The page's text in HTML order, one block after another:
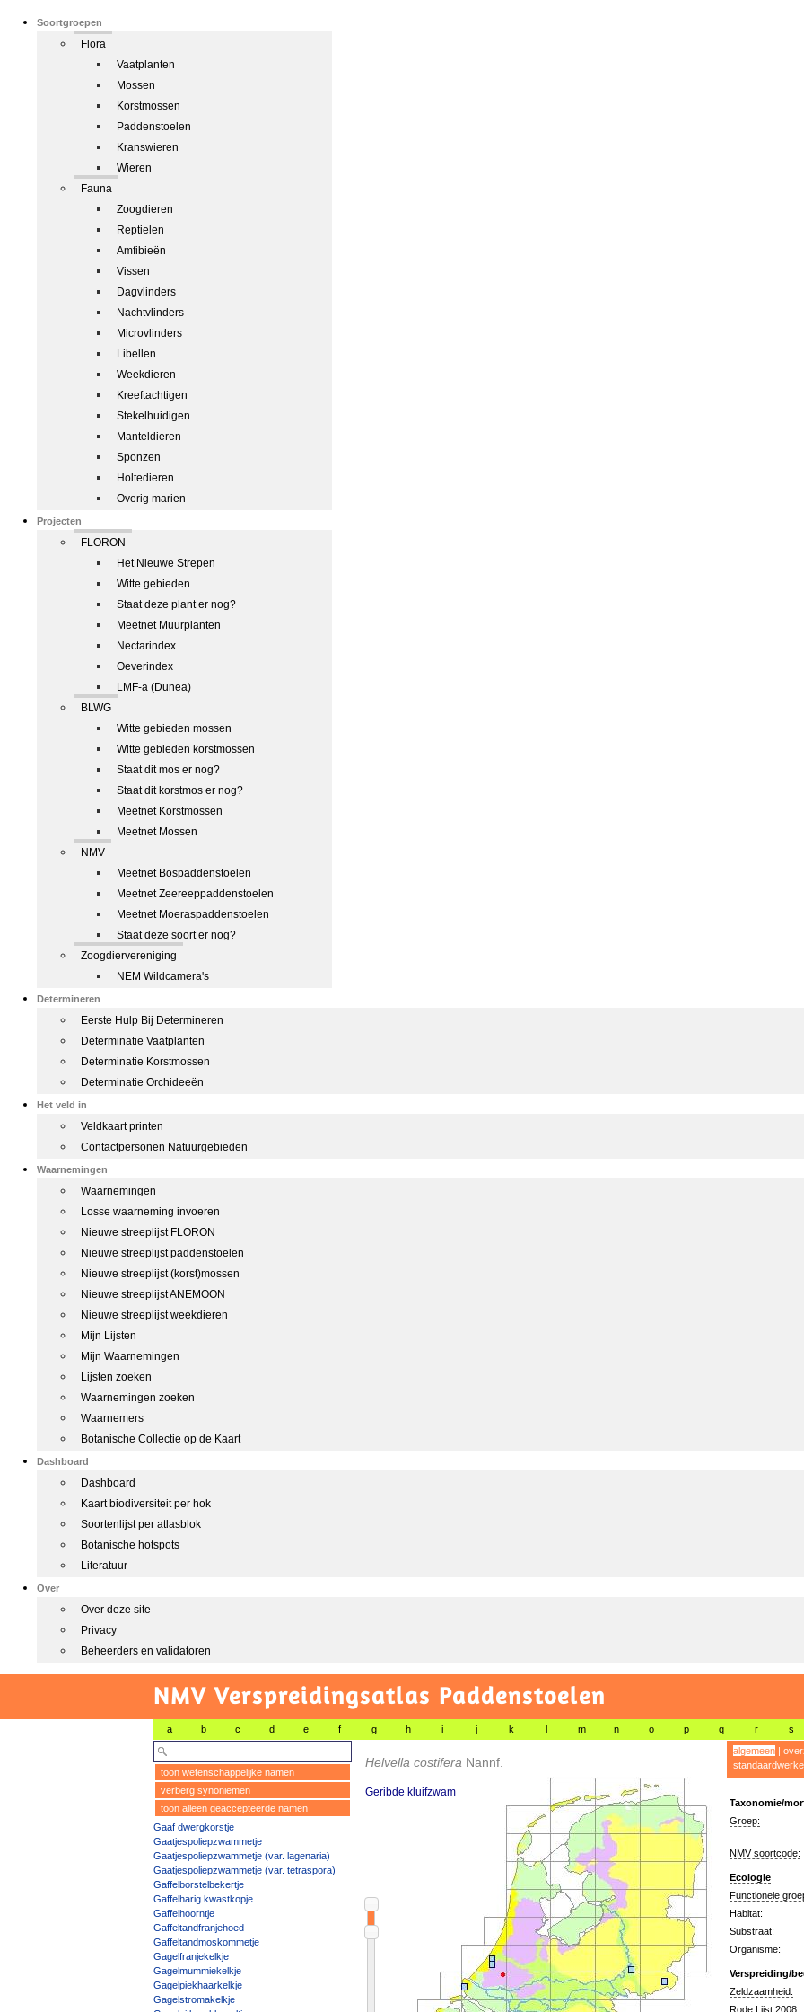
Soortgroepen
Flora
Vaatplanten
Mossen
Korstmossen
Paddenstoelen
Kranswieren
Wieren
Fauna
Zoogdieren
Reptielen
Amfibieën
Vissen
Dagvlinders
Nachtvlinders
Microvlinders
Libellen
Weekdieren
Kreeftachtigen
Stekelhuidigen
Manteldieren
Sponzen
Holtedieren
Overig marien
Projecten
FLORON
Het Nieuwe Strepen
Witte gebieden
Staat deze plant er nog?
Meetnet Muurplanten
Nectarindex
Oeverindex
LMF-a (Dunea)
BLWG
Witte gebieden mossen
Witte gebieden korstmossen
Staat dit mos er nog?
Staat dit korstmos er nog?
Meetnet Korstmossen
Meetnet Mossen
NMV
Meetnet Bospaddenstoelen
Meetnet Zeereeppaddenstoelen
Meetnet Moeraspaddenstoelen
Staat deze soort er nog?
Zoogdiervereniging
NEM Wildcamera's
Determineren
Eerste Hulp Bij Determineren
Determinatie Vaatplanten
Determinatie Korstmossen
Determinatie Orchideeën
Het veld in
Veldkaart printen
Contactpersonen Natuurgebieden
Waarnemingen
Waarnemingen
Losse waarneming invoeren
Nieuwe streeplijst FLORON
Nieuwe streeplijst paddenstoelen
Nieuwe streeplijst (korst)mossen
Nieuwe streeplijst ANEMOON
Nieuwe streeplijst weekdieren
Mijn Lijsten
Mijn Waarnemingen
Lijsten zoeken
Waarnemingen zoeken
Waarnemers
Botanische Collectie op de Kaart
Dashboard
Dashboard
Kaart biodiversiteit per hok
Soortenlijst per atlasblok
Botanische hotspots
Literatuur
Over
Over deze site
Privacy
Beheerders en validatoren
NMV Verspreidingsatlas Paddenstoelen
a b c d e f g h i j k l m n o p q r s
toon wetenschappelijke namen
verberg synoniemen
toon alleen geaccepteerde namen
Gaaf dwergkorstje
Gaatjespoliepzwammetje
Gaatjespoliepzwammetje (var. lagenaria)
Gaatjespoliepzwammetje (var. tetraspora)
Gaffelborstelbekertje
Gaffelharig kwastkopje
Gaffelhoorntje
Gaffeltandfranjehoed
Gaffeltandmoskommetje
Gagelfranjekelkje
Gagelmummiekelkje
Gagelpiekhaarkelkje
Gagelstromakelkje
Helvella costifera Nannf.
Geribde kluifzwam
algemeen|
Taxonomie/
Groep:
NMV soortcode:
Ecologie
Functionele
Habitat:
Substraat:
Organisme:
Verspreiding/
Zeldzaamheid:
Rode Lijst 2008